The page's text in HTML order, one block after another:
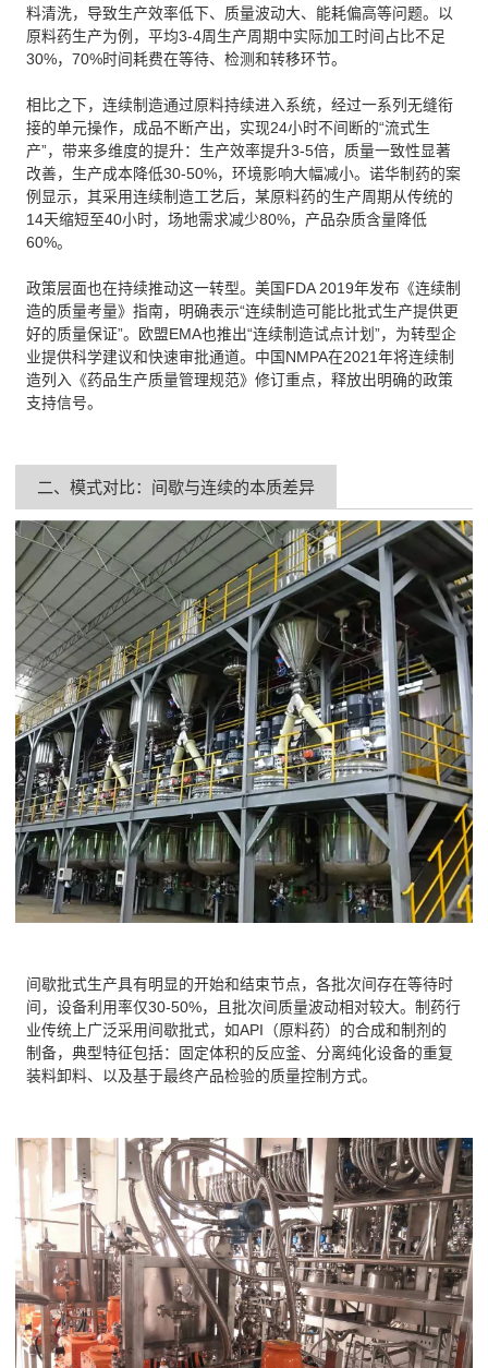
料清洗，导致生产效率低下、质量波动大、能耗偏高等问题。以
原料药生产为例，平均3-4周生产周期中实际加工时间占比不足
30%，70%时间耗费在等待、检测和转移环节。
相比之下，连续制造通过原料持续进入系统，经过一系列无缝衔
接的单元操作，成品不断产出，实现24小时不间断的“流式生
产”，带来多维度的提升：生产效率提升3-5倍，质量一致性显著
改善，生产成本降低30-50%，环境影响大幅减小。诺华制药的案
例显示，其采用连续制造工艺后，某原料药的生产周期从传统的
14天缩短至40小时，场地需求减少80%，产品杂质含量降低
60%。
政策层面也在持续推动这一转型。美国FDA 2019年发布《连续制
造的质量考量》指南，明确表示“连续制造可能比批式生产提供更
好的质量保证”。欧盟EMA也推出“连续制造试点计划”，为转型企
业提供科学建议和快速审批通道。中国NMPA在2021年将连续制
造列入《药品生产质量管理规范》修订重点，释放出明确的政策
支持信号。
二、模式对比：间歇与连续的本质差异
间歇批式生产具有明显的开始和结束节点，各批次间存在等待时
间，设备利用率仅30-50%，且批次间质量波动相对较大。制药行
业传统上广泛采用间歇批式，如API（原料药）的合成和制剂的
制备，典型特征包括：固定体积的反应釜、分离纯化设备的重复
装料卸料、以及基于最终产品检验的质量控制方式。